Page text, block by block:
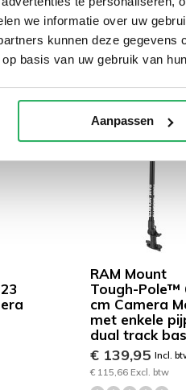
we informatie over uw
kunnen deze
basis van uw gebruik van
Aanpassen
RAM Mount
Tough-Pole™
cm Camera
met enkele
dual track
€ 139,95Incl.
€ 115,66 Excl. btw